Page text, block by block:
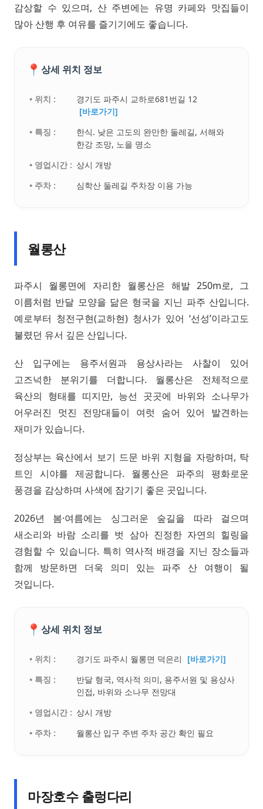
감상할 수 있으며, 산 주변에는 유명 카페와 맛집들이
많아 산행 후 여유를 즐기기에도 좋습니다.
📍 상세 위치 정보
• 위치 :
경기도 파주시 교하로681번길 12
[바로가기]
• 특징 :
한식. 낮은 고도의 완만한 둘레길, 서해와
한강 조망, 노을 명소
• 영업시간 : 상시 개방
• 주차 :
심학산 둘레길 주차장 이용 가능
월롱산
파주시 월롱면에 자리한 월롱산은 해발 250m로, 그
이름처럼 반달 모양을 닮은 형국을 지닌 파주 산입니다.
예로부터 청전구현(교하현) 청사가 있어 ‘선성’이라고도
불렸던 유서 깊은 산입니다.
산 입구에는 용주서원과 용상사라는 사찰이 있어
고즈넉한 분위기를 더합니다. 월롱산은 전체적으로
육산의 형태를 띠지만, 능선 곳곳에 바위와 소나무가
어우러진 멋진 전망대들이 여럿 숨어 있어 발견하는
재미가 있습니다.
정상부는 육산에서 보기 드문 바위 지형을 자랑하며, 탁
트인 시야를 제공합니다. 월롱산은 파주의 평화로운
풍경을 감상하며 사색에 잠기기 좋은 곳입니다.
2026년 봄·여름에는 싱그러운 숲길을 따라 걸으며
새소리와 바람 소리를 벗 삼아 진정한 자연의 힐링을
경험할 수 있습니다. 특히 역사적 배경을 지닌 장소들과
함께 방문하면 더욱 의미 있는 파주 산 여행이 될
것입니다.
📍 상세 위치 정보
• 위치 : 경기도 파주시 월롱면 덕은리
[바로가기]
• 특징 :
반달 형국, 역사적 의미, 용주서원 및 용상사
인접, 바위와 소나무 전망대
• 영업시간 : 상시 개방
• 주차 :
월롱산 입구 주변 주차 공간 확인 필요
마장호수 출렁다리